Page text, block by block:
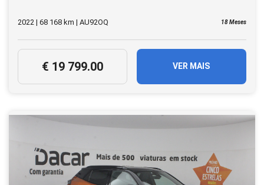
2022 | 68 168 km | AU92OQ 18 Meses
€ 19 799.00 VER MAIS